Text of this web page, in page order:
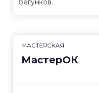
бегунков.
МАСТЕРСКАЯ
МастерОК